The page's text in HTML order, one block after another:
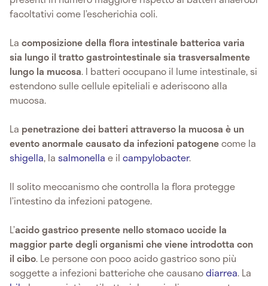
facoltativi come l’escherichia coli.
La composizione della flora intestinale batterica varia
sia lungo il tratto gastrointestinale sia trasversalmente
lungo la mucosa. I batteri occupano il lume intestinale, si
estendono sulle cellule epiteliali e aderiscono alla
mucosa.
La penetrazione dei batteri attraverso la mucosa è un
evento anormale causato da infezioni patogenecome la
shigella, la salmonella e il campylobacter.
Il solito meccanismo che controlla la flora protegge
l’intestino da infezioni patogene.
L’acido gastrico presente nello stomaco uccide la
maggior parte degli organismi che viene introdotta con
il cibo. Le persone con poco acido gastrico sono più
soggette a infezioni batteriche che causanodiarrea. La